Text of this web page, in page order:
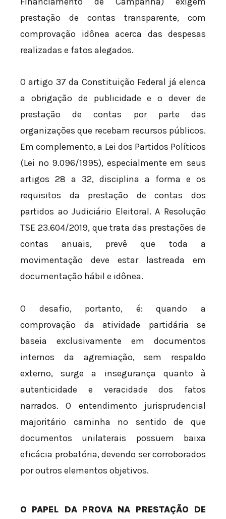
prestação de contas transparente, com
comprovação idônea acerca das despesas
realizadas e fatos alegados.
O artigo 37 da Constituição Federal já elenca
a obrigação de publicidade e o dever de
prestação de contas por parte das
organizações que recebam recursos públicos.
Em complemento, a Lei dos Partidos Políticos
(Lei nº 9.096/1995), especialmente em seus
artigos 28 a 32, disciplina a forma e os
requisitos da prestação de contas dos
partidos ao Judiciário Eleitoral. A Resolução
TSE 23.604/2019, que trata das prestações de
contas anuais, prevê que toda a
movimentação deve estar lastreada em
documentação hábil e idônea.
O desafio, portanto, é: quando a
comprovação da atividade partidária se
baseia exclusivamente em documentos
internos da agremiação, sem respaldo
externo, surge a insegurança quanto à
autenticidade e veracidade dos fatos
narrados. O entendimento jurisprudencial
majoritário caminha no sentido de que
documentos unilaterais possuem baixa
eficácia probatória, devendo ser corroborados
por outros elementos objetivos.
O PAPEL DA PROVA NA PRESTAÇÃO DE